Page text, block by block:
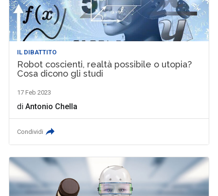
IL DIBATTITO
Robot coscienti, realtà possibile o utopia?
Cosa dicono gli studi
17 Feb 2023
diAntonio Chella
Condividi